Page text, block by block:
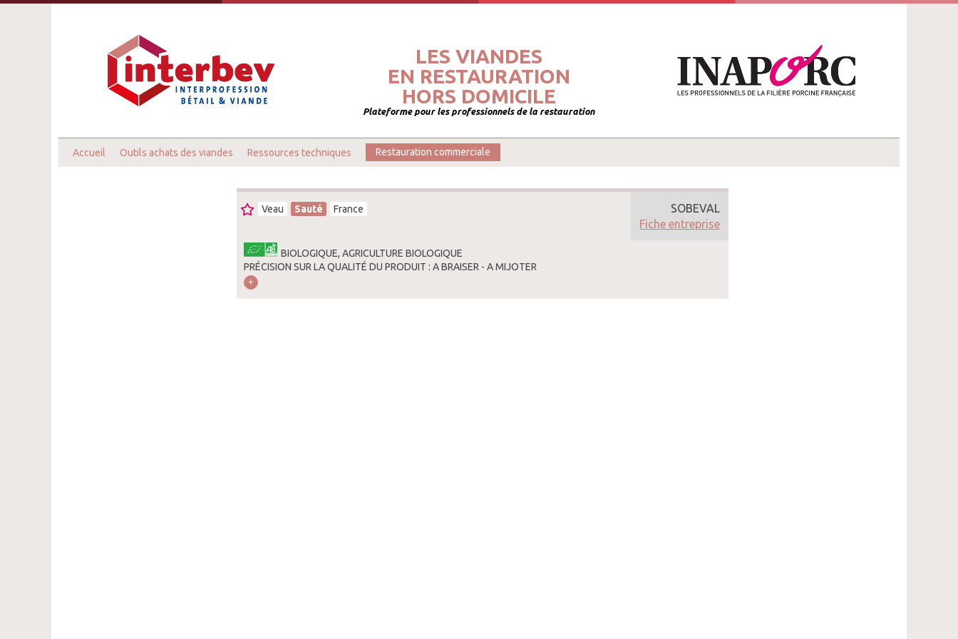
LES VIANDES
EN RESTAURATION
HORS DOMICILE
Plateforme pour les professionnels de la restauration
Accueil Outils achats des viandes Ressources techniques Restauration commerciale
Veau Sauté France
BIOLOGIQUE, AGRICULTURE BIOLOGIQUE
PRÉCISION SUR LA QUALITÉ DU PRODUIT : A BRAISER - A MIJOTER
SOBEVAL
Fiche entreprise